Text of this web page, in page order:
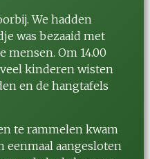
We hadden
was bezaaid met
mensen. Om 14.00
kinderen wisten
en de hangtafels
te rammelen kwam
eenmaal aangesloten